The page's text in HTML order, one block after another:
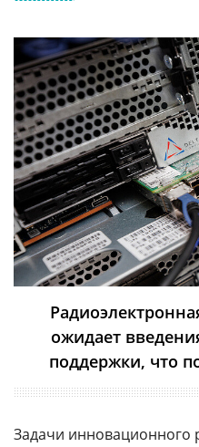
ожидает
поддержки, что
Задачи инновационного